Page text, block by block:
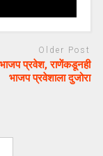
Older Post
प्रवेश, राणेंकडूनही
भाजप प्रवेशाला दुजोरा